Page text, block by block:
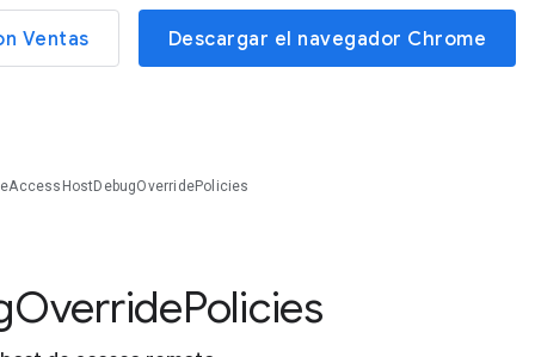
Ventas Descargar el navegador Chrome
OverridePolicies